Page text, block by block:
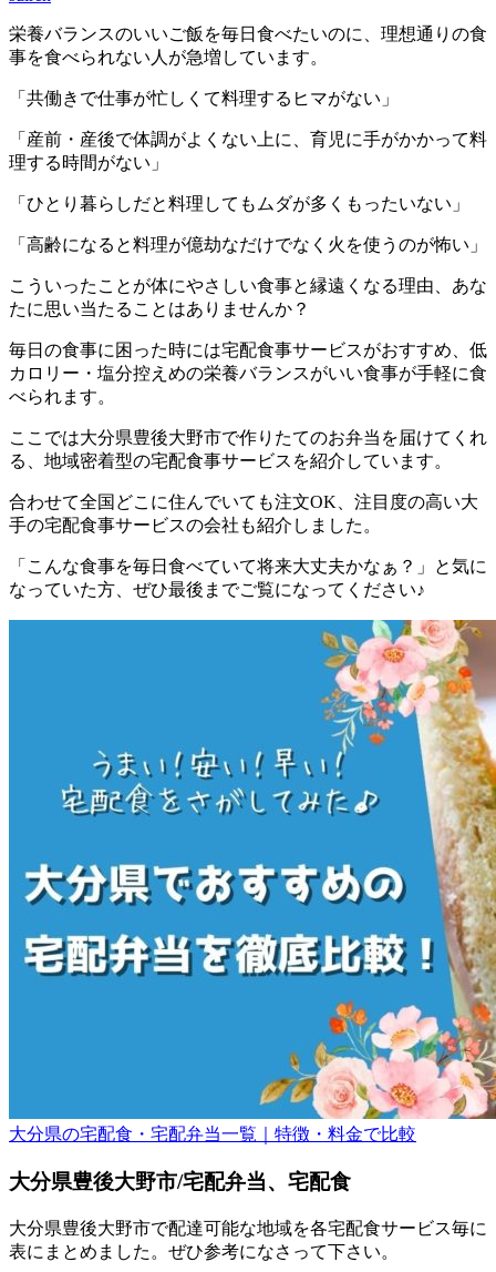
栄養バランスのいいご飯を毎日食べたいのに、理想通りの食
事を食べられない人が急増しています。
「共働きで仕事が忙しくて料理するヒマがない」
「産前・産後で体調がよくない上に、育児に手がかかって料
理する時間がない」
「ひとり暮らしだと料理してもムダが多くもったいない」
「高齢になると料理が億劫なだけでなく火を使うのが怖い」
こういったことが体にやさしい食事と縁遠くなる理由、あな
たに思い当たることはありませんか？
毎日の食事に困った時には宅配食事サービスがおすすめ、低
カロリー・塩分控えめの栄養バランスがいい食事が手軽に食
べられます。
ここでは大分県豊後大野市で作りたてのお弁当を届けてくれ
る、地域密着型の宅配食事サービスを紹介しています。
合わせて全国どこに住んでいても注文OK、注目度の高い大
手の宅配食事サービスの会社も紹介 しました。
「こんな食事を毎日食べていて将来大丈夫かなぁ？」と気に
なっていた方、ぜひ最後までご覧になってください♪
大分県の宅配食・宅配弁当一覧｜特徴・料金で比較
大分県豊後大野市/宅配弁当、宅配食
大分県豊後大野市で配達可能な地域を各宅配食サービス毎に
表にまとめました。ぜひ参考になさって下さい。